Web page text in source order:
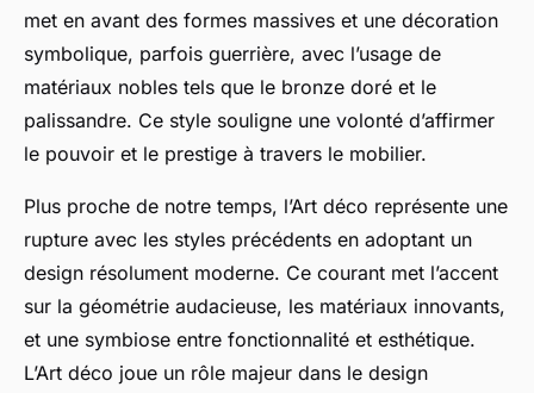
met en avant des formes massives et une décoration
symbolique, parfois guerrière, avec l’usage de
matériaux nobles tels que le bronze doré et le
palissandre. Ce style souligne une volonté d’affirmer
le pouvoir et le prestige à travers le mobilier.
Plus proche de notre temps, l’Art déco représente une
rupture avec les styles précédents en adoptant un
design résolument moderne. Ce courant met l’accent
sur la géométrie audacieuse, les matériaux innovants,
et une symbiose entre fonctionnalité et esthétique.
L’Art déco joue un rôle majeur dans le design